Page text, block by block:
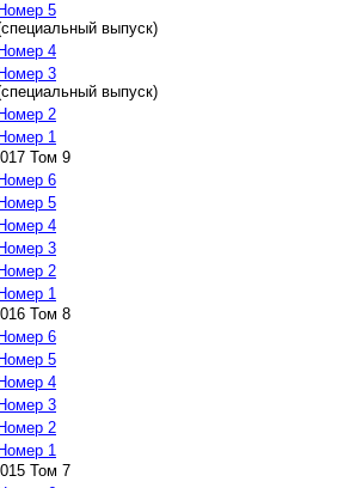
Номер 5
выпуск)
Номер 4
Номер 3
выпуск)
Номер 2
Номер 1
Том 9
Номер 6
Номер 5
Номер 4
Номер 3
Номер 2
Номер 1
Том 8
Номер 6
Номер 5
Номер 4
Номер 3
Номер 2
Номер 1
Том 7